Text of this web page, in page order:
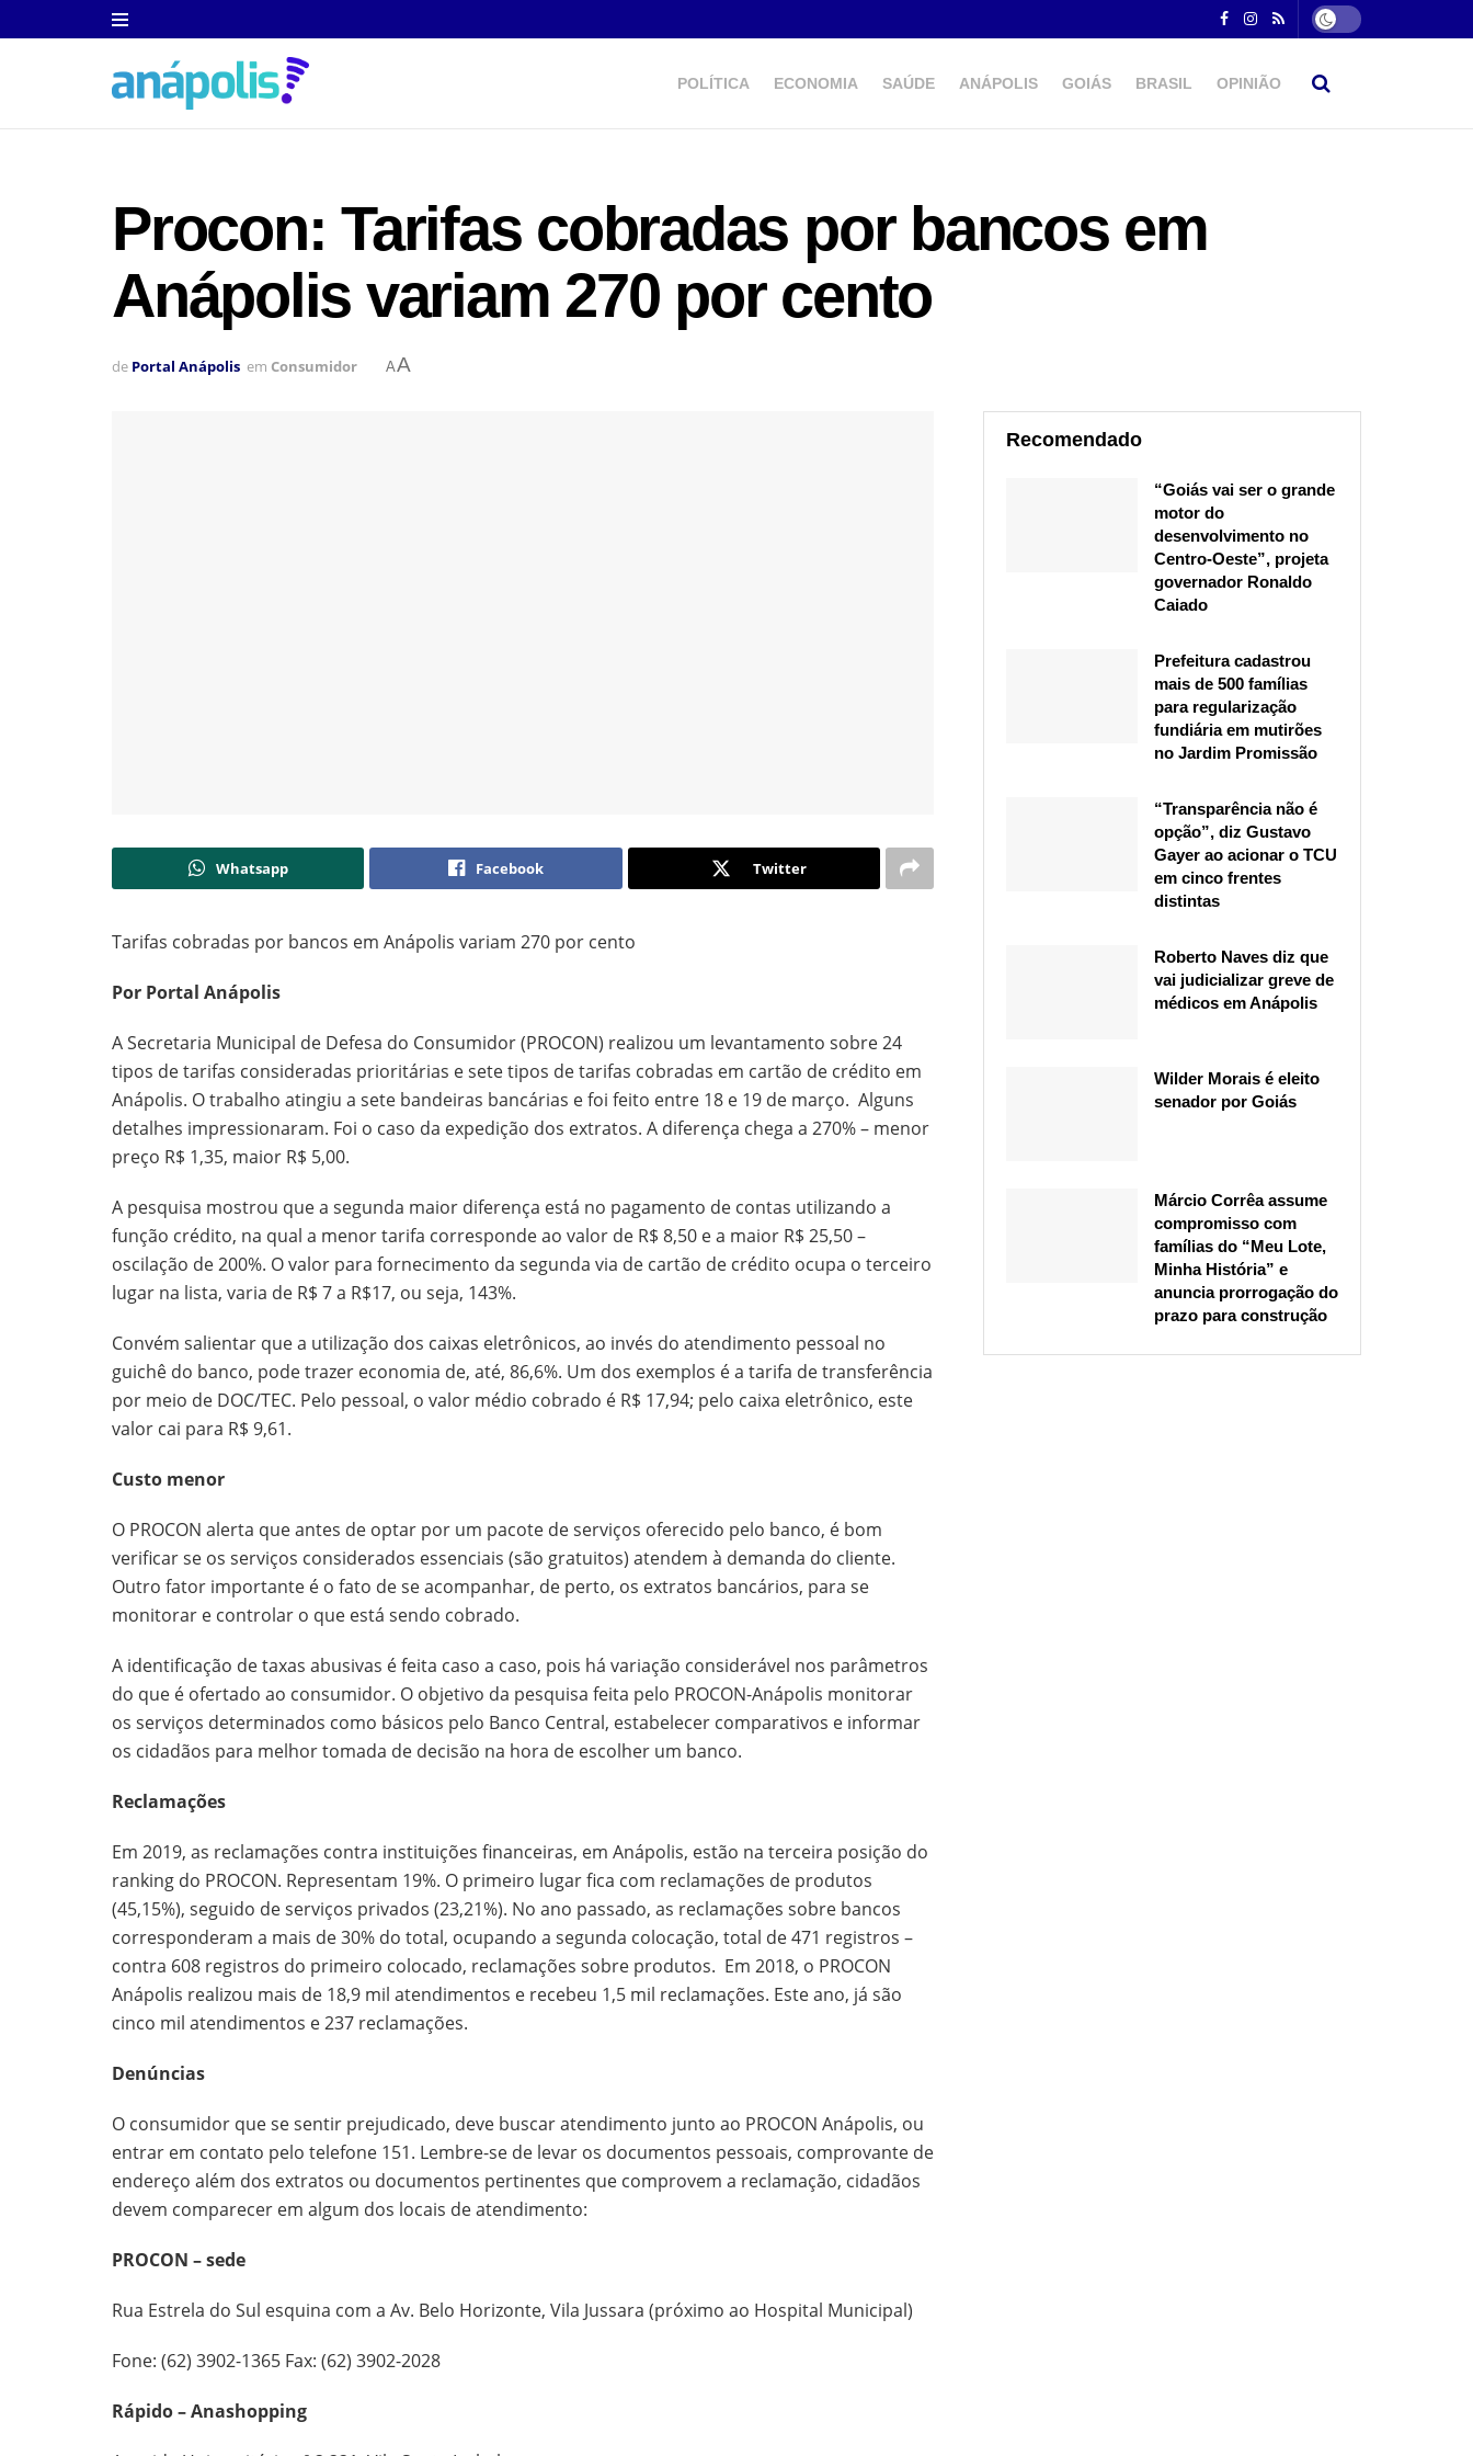
POLÍTICA ECONOMIA SAÚDE ANÁPOLIS GOIÁS BRASIL OPINIÃO
Procon: Tarifas cobradas por bancos em
Anápolis variam 270 por cento
de Portal Anápolis em Consumidor AA
Whatsapp Facebook Twitter
Tarifas cobradas por bancos em Anápolis variam 270 por cento
Por Portal Anápolis
A Secretaria Municipal de Defesa do Consumidor (PROCON) realizou um levantamento sobre 24
tipos de tarifas consideradas prioritárias e sete tipos de tarifas cobradas em cartão de crédito em
Anápolis. O trabalho atingiu a sete bandeiras bancárias e foi feito entre 18 e 19 de março. Alguns
detalhes impressionaram. Foi o caso da expedição dos extratos. A diferença chega a 270% – menor
preço R$ 1,35, maior R$ 5,00.
A pesquisa mostrou que a segunda maior diferença está no pagamento de contas utilizando a
função crédito, na qual a menor tarifa corresponde ao valor de R$ 8,50 e a maior R$ 25,50 –
oscilação de 200%. O valor para fornecimento da segunda via de cartão de crédito ocupa o terceiro
lugar na lista, varia de R$ 7 a R$17, ou seja, 143%.
Convém salientar que a utilização dos caixas eletrônicos, ao invés do atendimento pessoal no
guichê do banco, pode trazer economia de, até, 86,6%. Um dos exemplos é a tarifa de transferência
por meio de DOC/TEC. Pelo pessoal, o valor médio cobrado é R$ 17,94; pelo caixa eletrônico, este
valor cai para R$ 9,61.
Custo menor
O PROCON alerta que antes de optar por um pacote de serviços oferecido pelo banco, é bom
verificar se os serviços considerados essenciais (são gratuitos) atendem à demanda do cliente.
Outro fator importante é o fato de se acompanhar, de perto, os extratos bancários, para se
monitorar e controlar o que está sendo cobrado.
A identificação de taxas abusivas é feita caso a caso, pois há variação considerável nos parâmetros
do que é ofertado ao consumidor. O objetivo da pesquisa feita pelo PROCON-Anápolis monitorar
os serviços determinados como básicos pelo Banco Central, estabelecer comparativos e informar
os cidadãos para melhor tomada de decisão na hora de escolher um banco.
Reclamações
Em 2019, as reclamações contra instituições financeiras, em Anápolis, estão na terceira posição do
ranking do PROCON. Representam 19%. O primeiro lugar fica com reclamações de produtos
(45,15%), seguido de serviços privados (23,21%). No ano passado, as reclamações sobre bancos
corresponderam a mais de 30% do total, ocupando a segunda colocação, total de 471 registros –
contra 608 registros do primeiro colocado, reclamações sobre produtos. Em 2018, o PROCON
Anápolis realizou mais de 18,9 mil atendimentos e recebeu 1,5 mil reclamações. Este ano, já são
cinco mil atendimentos e 237 reclamações.
Denúncias
O consumidor que se sentir prejudicado, deve buscar atendimento junto ao PROCON Anápolis, ou
entrar em contato pelo telefone 151. Lembre-se de levar os documentos pessoais, comprovante de
endereço além dos extratos ou documentos pertinentes que comprovem a reclamação, cidadãos
devem comparecer em algum dos locais de atendimento:
PROCON – sede
Rua Estrela do Sul esquina com a Av. Belo Horizonte, Vila Jussara (próximo ao Hospital Municipal)
Fone: (62) 3902-1365 Fax: (62) 3902-2028
Rápido – Anashopping
Recomendado
“Goiás vai ser o grande
motor do
desenvolvimento no
Centro-Oeste”, projeta
governador Ronaldo
Caiado
Prefeitura cadastrou
mais de 500 famílias
para regularização
fundiária em mutirões
no Jardim Promissão
“Transparência não é
opção”, diz Gustavo
Gayer ao acionar o TCU
em cinco frentes
distintas
Roberto Naves diz que
vai judicializar greve de
médicos em Anápolis
Wilder Morais é eleito
senador por Goiás
Márcio Corrêa assume
compromisso com
famílias do “Meu Lote,
Minha História” e
anuncia prorrogação do
prazo para construção